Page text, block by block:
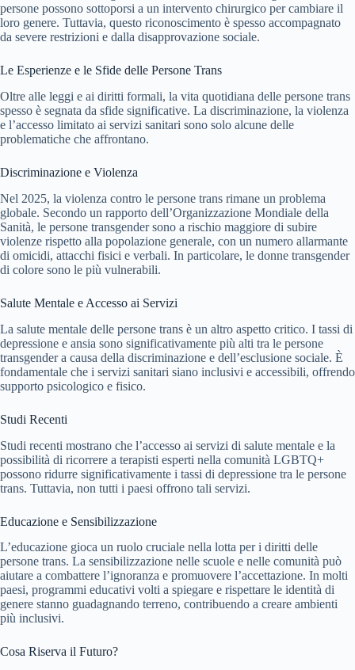
persone possono sottoporsi a un intervento chirurgico per cambiare il
loro genere. Tuttavia, questo riconoscimento è spesso accompagnato
da severe restrizioni e dalla disapprovazione sociale.
Le Esperienze e le Sfide delle Persone Trans
Oltre alle leggi e ai diritti formali, la vita quotidiana delle persone trans
spesso è segnata da sfide significative. La discriminazione, la violenza
e l’accesso limitato ai servizi sanitari sono solo alcune delle
problematiche che affrontano.
Discriminazione e Violenza
Nel 2025, la violenza contro le persone trans rimane un problema
globale. Secondo un rapporto dell’Organizzazione Mondiale della
Sanità, le persone transgender sono a rischio maggiore di subire
violenze rispetto alla popolazione generale, con un numero allarmante
di omicidi, attacchi fisici e verbali. In particolare, le donne transgender
di colore sono le più vulnerabili.
Salute Mentale e Accesso ai Servizi
La salute mentale delle persone trans è un altro aspetto critico. I tassi di
depressione e ansia sono significativamente più alti tra le persone
transgender a causa della discriminazione e dell’esclusione sociale. È
fondamentale che i servizi sanitari siano inclusivi e accessibili, offrendo
supporto psicologico e fisico.
Studi Recenti
Studi recenti mostrano che l’accesso ai servizi di salute mentale e la
possibilità di ricorrere a terapisti esperti nella comunità LGBTQ+
possono ridurre significativamente i tassi di depressione tra le persone
trans. Tuttavia, non tutti i paesi offrono tali servizi.
Educazione e Sensibilizzazione
L’educazione gioca un ruolo cruciale nella lotta per i diritti delle
persone trans. La sensibilizzazione nelle scuole e nelle comunità può
aiutare a combattere l’ignoranza e promuovere l’accettazione. In molti
paesi, programmi educativi volti a spiegare e rispettare le identità di
genere stanno guadagnando terreno, contribuendo a creare ambienti
più inclusivi.
Cosa Riserva il Futuro?